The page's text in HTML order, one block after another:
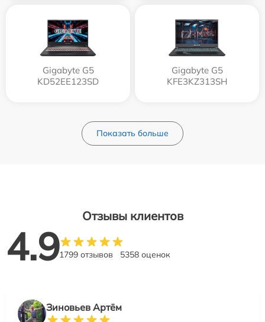
Gigabyte G5
KD52EE123SD
Gigabyte G5
KFE3KZ313SH
Показать больше
Отзывы клиентов
4.91799 отзывов 5358 оценок
Зиновьев Артём